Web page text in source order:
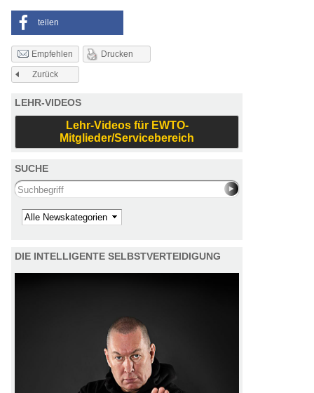
teilen
Empfehlen Drucken
Zurück
LEHR-VIDEOS
Lehr-Videos für EWTO-
Mitglieder/Servicebereich
SUCHE
Search this site
Kategorie
DIE INTELLIGENTE SELBSTVERTEIDIGUNG